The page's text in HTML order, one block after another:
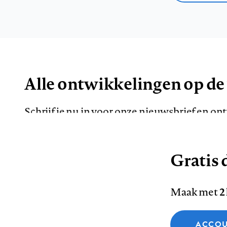
Alle ontwikkelingen op de
Schrijf je nu in voor onze nieuwsbrief en
Functionele cookies
Gratis
Maak met